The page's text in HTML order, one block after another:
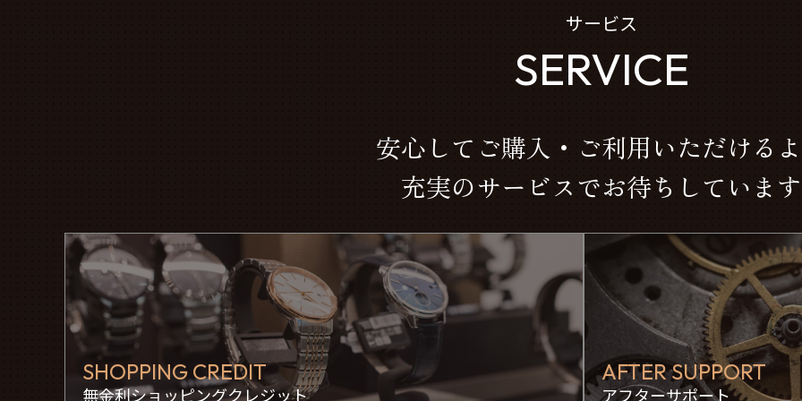
サービス
SERVICE
安心してご購入・ご利用いただける
充実のサービスでお待ちしています
SHOPPING CREDIT
無金利ショッピングクレジット
AFTER SUPPORT
アフターサポート